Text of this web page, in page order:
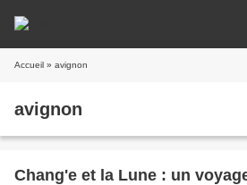
Accueil » avignon
avignon
Chang'e et la Lune : un